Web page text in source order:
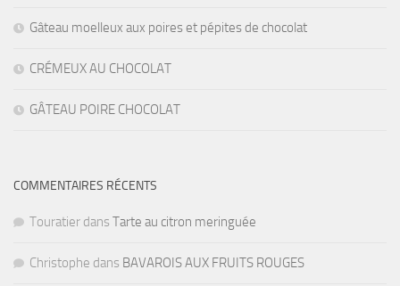
Gâteau moelleux aux poires et pépites de chocolat
CRÉMEUX AU CHOCOLAT
GÂTEAU POIRE CHOCOLAT
COMMENTAIRES RÉCENTS
Touratier dans Tarte au citron meringuée
Christophe dans BAVAROIS AUX FRUITS ROUGES